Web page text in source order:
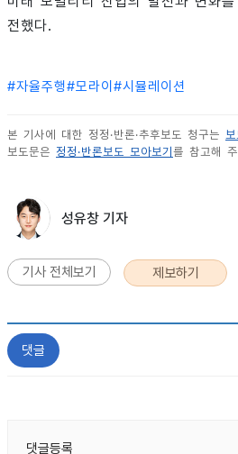
전했다.
#자율주행#모라이 #시뮬레이션
본 기사에 대한 정정·반론·추후보도 청구는
보도문은 정정·반론보도 모아보기 를 참고해
성유창 기자
기사 전체보기 제보하기
댓글
댓글등록